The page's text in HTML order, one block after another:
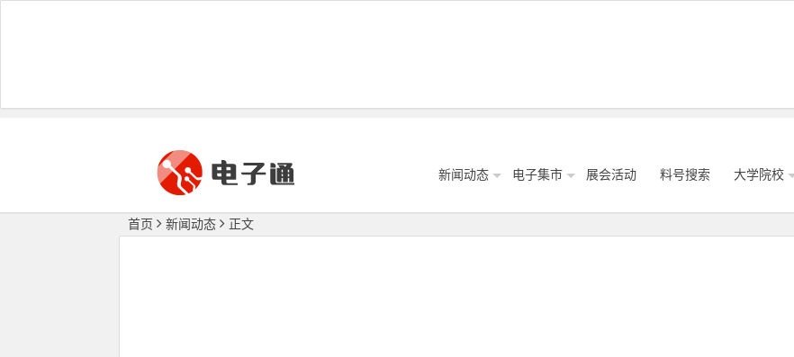
新闻动态 电子集市 展会活动 料号搜索 大学院校
首页 新闻动态 正文